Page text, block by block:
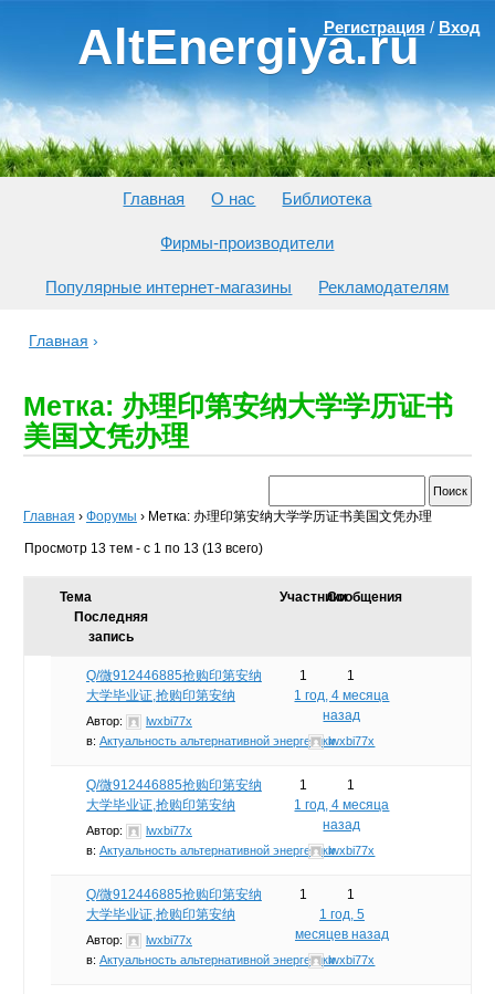
AltEnergiya.ru
Регистрация / Вход
Главная О нас Библиотека
Фирмы-производители
Популярные интернет-магазины Рекламодателям
Главная ›
Метка: 办理印第安纳大学学历证书
美国文凭办理
Главная › Форумы › Метка: 办理印第安纳大学学历证书美国文凭办理
Просмотр 13 тем - с 1 по 13 (13 всего)
Тема УчастникиСообщения
Последняя
запись
Q/微912446885抢购印第安纳
大学毕业证,抢购印第安纳
Автор:
lwxbi77x
в: Актуальность альтернативной энергетики
1
1
1 год, 4 месяца
назад
lwxbi77x
Q/微912446885抢购印第安纳
大学毕业证,抢购印第安纳
Автор:
lwxbi77x
в: Актуальность альтернативной энергетики
1
1
1 год, 4 месяца
назад
lwxbi77x
Q/微912446885抢购印第安纳
大学毕业证,抢购印第安纳
Автор:
lwxbi77x
в: Актуальность альтернативной энергетики
1
1
1 год, 5
месяцев назад
lwxbi77x